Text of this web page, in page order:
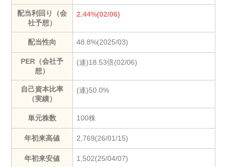
配当利回り（会
社予想）
2.44%(02/06)
配当性向 48.8%(2025/03)
PER（会社予
想）
(連)18.53倍(02/06)
自己資本比率
（実績）
(連)50.0%
単元株数 100株
年初来高値 2,769(26/01/15)
年初来安値 1,502(25/04/07)